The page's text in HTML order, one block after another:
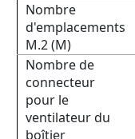
Nombre
d'emplacements
M.2 (M)
Nombre de
connecteur
pour le
ventilateur du
boîtier